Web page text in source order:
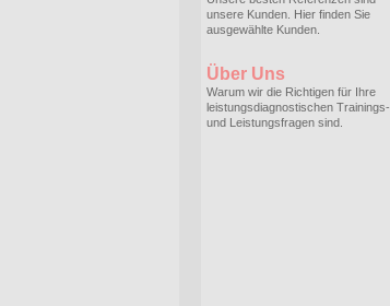
unsere Kunden. Hier finden Sie
ausgewählte Kunden.
Über Uns
Warum wir die Richtigen für Ihre
leistungsdiagnostischen Trainings-
und Leistungsfragen sind.